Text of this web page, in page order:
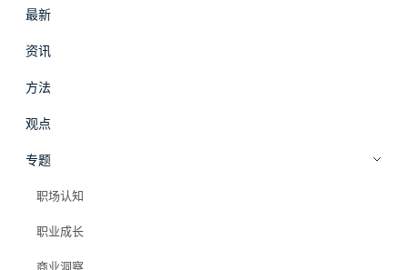
最新
资讯
方法
观点
专题
职场认知
职业成长
商业洞察
职场影响力
职业方向的选择：技术、管理还是业
Elazer (石头)
2026年4月9日